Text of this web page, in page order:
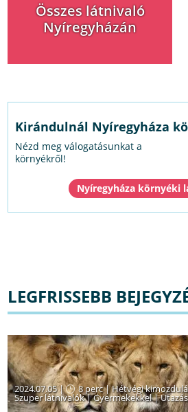
Összes látnivaló
Nyíregyházán
Kirándulnál Nyíregyháza
Nézd meg válogatásunkat a
környékről!
Nyíregyháza környéki
LEGFRISSEBB
2024.07.05 | 8 perc|Hétvégi
Szuper látnivalók|Gyermekekkel|